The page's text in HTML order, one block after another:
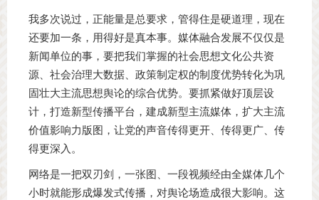
我多次说过，正能量是总要求，管得住是硬道理，现在
还要加一条，用得好是真本事。媒体融合发展不仅仅是
新闻单位的事，要把我们掌握的社会思想文化公共资
源、社会治理大数据、政策制定权的制度优势转化为巩
固壮大主流思想舆论的综合优势。要抓紧做好顶层设
计，打造新型传播平台，建成新型主流媒体，扩大主流
价值影响力版图，让党的声音传得更开、传得更广、传
得更深入。
网络是一把双刃剑，一张图、一段视频经由全媒体几个
小时就能形成爆发式传播，对舆论场造成很大影响。这